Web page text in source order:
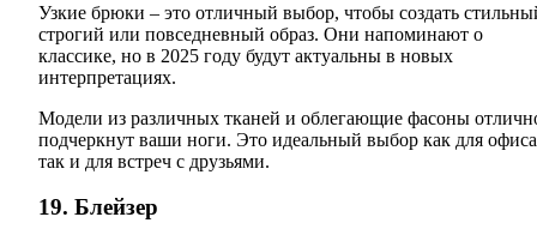
Узкие брюки – это отличный выбор, чтобы создать
строгий или повседневный образ. Они напоминают о
классике, но в 2025 году будут актуальны в новых
интерпретациях.
Модели из различных тканей и облегающие фасоны
подчеркнут ваши ноги. Это идеальный выбор как для
так и для встреч с друзьями.
19. Блейзер